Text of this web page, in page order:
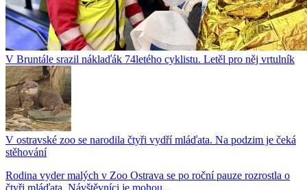
V Bruntále srazil náklaďák 74letého cyklistu. Letěl pro něj vrtulník
V ostravské zoo se narodila čtyři vydří mláďata. Na podzim je čeká
stěhování
Rodina vyder malých v Zoo Ostrava se po roční pauze rozrostla o
čtyři mláďata. Návštěvníci je mohou...